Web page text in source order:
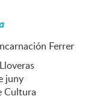
Ferrer
juny
Cultura